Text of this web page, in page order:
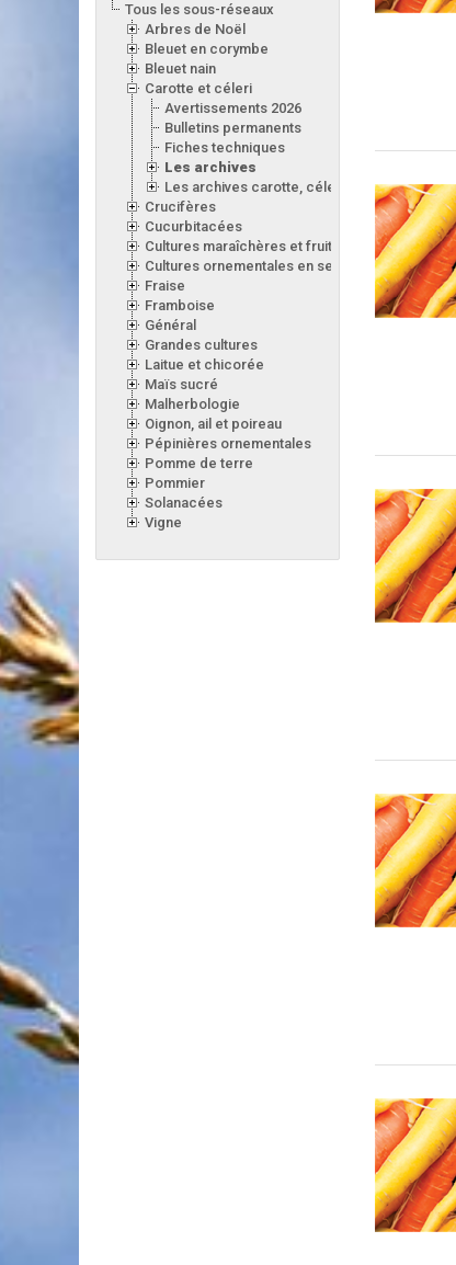
Tous les sous-réseaux
Arbres de Noël
Bleuet en corymbe
Bleuet nain
Carotte et céleri
Avertissements 2026
Bulletins permanents
Fiches techniques
Les archives
Les archives carotte, céleri, laitue, oignon,
Crucifères
Cucurbitacées
Cultures maraîchères et fruitières en serre
Cultures ornementales en serre
Fraise
Framboise
Général
Grandes cultures
Laitue et chicorée
Maïs sucré
Malherbologie
Oignon, ail et poireau
Pépinières ornementales
Pomme de terre
Pommier
Solanacées
Vigne